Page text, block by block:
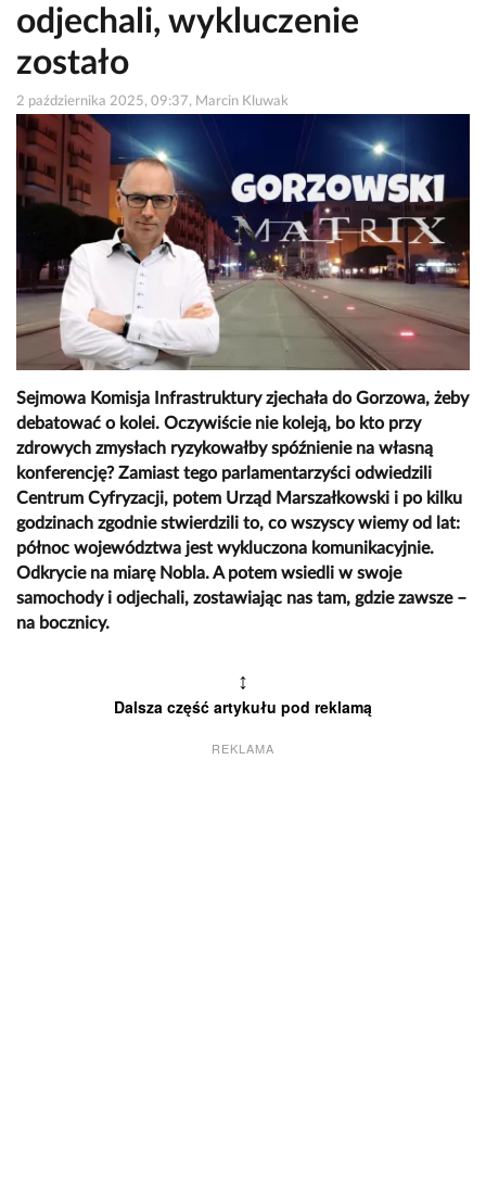
odjechali, wykluczenie
zostało
2 października 2025, 09:37, Marcin Kluwak
Sejmowa Komisja Infrastruktury zjechała do Gorzowa, żeby
debatować o kolei. Oczywiście nie koleją, bo kto przy
zdrowych zmysłach ryzykowałby spóźnienie na własną
konferencję? Zamiast tego parlamentarzyści odwiedzili
Centrum Cyfryzacji, potem Urząd Marszałkowski i po kilku
godzinach zgodnie stwierdzili to, co wszyscy wiemy od lat:
północ województwa jest wykluczona komunikacyjnie.
Odkrycie na miarę Nobla. A potem wsiedli w swoje
samochody i odjechali, zostawiając nas tam, gdzie zawsze –
na bocznicy.
↕
Dalsza część artykułu pod reklamą
REKLAMA